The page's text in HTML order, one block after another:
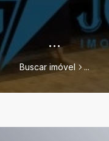
...
Buscar imóvel ...